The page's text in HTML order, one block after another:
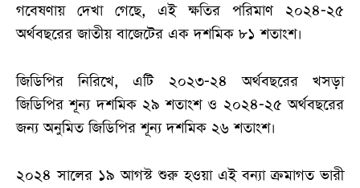
গবেষণায় দেখা গেছে, এই ক্ষতির পরিমাণ ২০২৪-২৫
অর্থবছরের জাতীয় বাজেটের এক দশমিক ৮১ শতাংশ।
জিডিপির নিরিখে, এটি ২০২৩-২৪ অর্থবছরের খসড়া
জিডিপির শূন্য দশমিক ২৯ শতাংশ ও ২০২৪-২৫ অর্থবছরের
জন্য অনুমিত জিডিপির শূন্য দশমিক ২৬ শতাংশ।
২০২৪ সালের ১৯ আগস্ট শুরু হওয়া এই বন্যা ক্রমাগত ভারী